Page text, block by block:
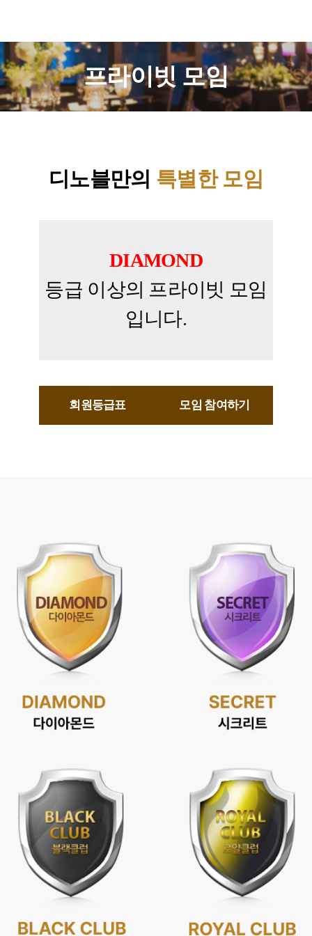
프라이빗 모임
디노블만의 특별한 모임
DIAMOND
등급 이상의 프라이빗 모임
입니다.
회원등급표 모임 참여하기